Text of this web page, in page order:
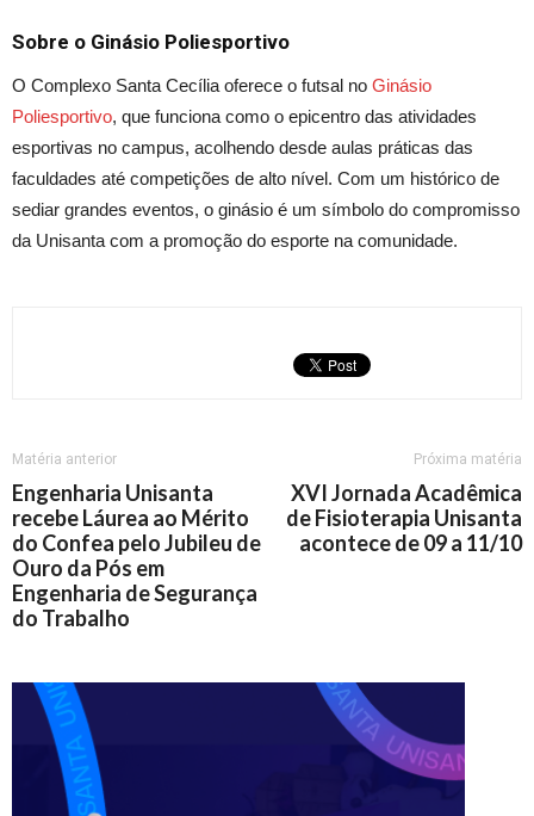
Sobre o Ginásio Poliesportivo
O Complexo Santa Cecília oferece o futsal no Ginásio
Poliesportivo, que funciona como o epicentro das atividades
esportivas no campus, acolhendo desde aulas práticas das
faculdades até competições de alto nível. Com um histórico de
sediar grandes eventos, o ginásio é um símbolo do compromisso
da Unisanta com a promoção do esporte na comunidade.
Matéria anterior
Engenharia Unisanta
recebe Láurea ao Mérito
do Confea pelo Jubileu de
Ouro da Pós em
Engenharia de Segurança
do Trabalho
Próxima matéria
XVI Jornada Acadêmica
de Fisioterapia Unisanta
acontece de 09 a 11/10